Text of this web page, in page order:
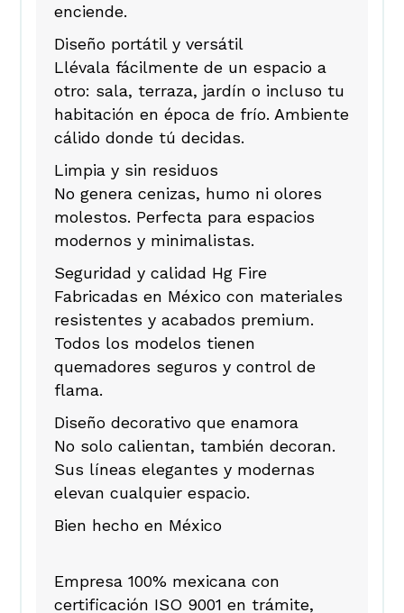
enciende.
Diseño portátil y versátil
Llévala fácilmente de un espacio a
otro: sala, terraza, jardín o incluso tu
habitación en época de frío. Ambiente
cálido donde tú decidas.
Limpia y sin residuos
No genera cenizas, humo ni olores
molestos. Perfecta para espacios
modernos y minimalistas.
Seguridad y calidad Hg Fire
Fabricadas en México con materiales
resistentes y acabados premium.
Todos los modelos tienen
quemadores seguros y control de
flama.
Diseño decorativo que enamora
No solo calientan, también decoran.
Sus líneas elegantes y modernas
elevan cualquier espacio.
Bien hecho en México
Empresa 100% mexicana con
certificación ISO 9001 en trámite,